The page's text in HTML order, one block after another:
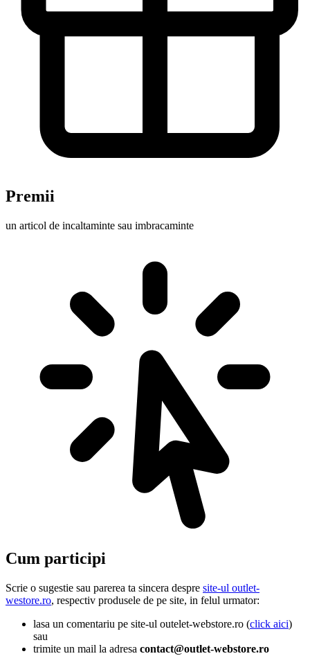
Premii
un articol de incaltaminte sau imbracaminte
Cum participi
Scrie o sugestie sau parerea ta sincera despre site-ul outlet-
westore.ro, respectiv produsele de pe site, in felul urmator:
lasa un comentariu pe site-ul outelet-webstore.ro (click aici)
sau
trimite un mail la adresa contact@outlet-webstore.ro